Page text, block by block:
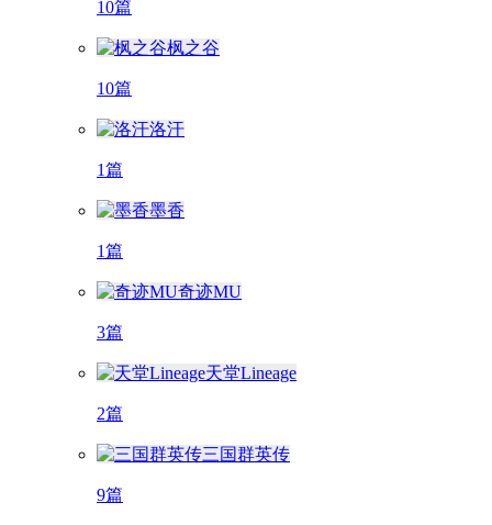
10篇
枫之谷
10篇
洛汗
1篇
墨香
1篇
奇迹MU
3篇
天堂Lineage
2篇
三国群英传
9篇